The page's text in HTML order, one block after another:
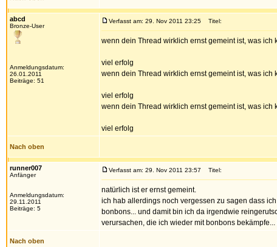
abcd
Bronze-User
Anmeldungsdatum:
26.01.2011
Beiträge: 51
Verfasst am: 29. Nov 2011 23:25 Titel:
wenn dein Thread wirklich ernst gemeint ist, was
viel erfolg
wenn dein Thread wirklich ernst gemeint ist, was
viel erfolg
wenn dein Thread wirklich ernst gemeint ist, was
viel erfolg
Nach oben
runner007
Anfänger
Anmeldungsdatum:
29.11.2011
Beiträge: 5
Verfasst am: 29. Nov 2011 23:57 Titel:
natürlich ist er ernst gemeint.
ich hab allerdings noch vergessen zu sagen dass
bonbons... und damit bin ich da irgendwie
verursachen, die ich wieder mit bonbons
Nach oben